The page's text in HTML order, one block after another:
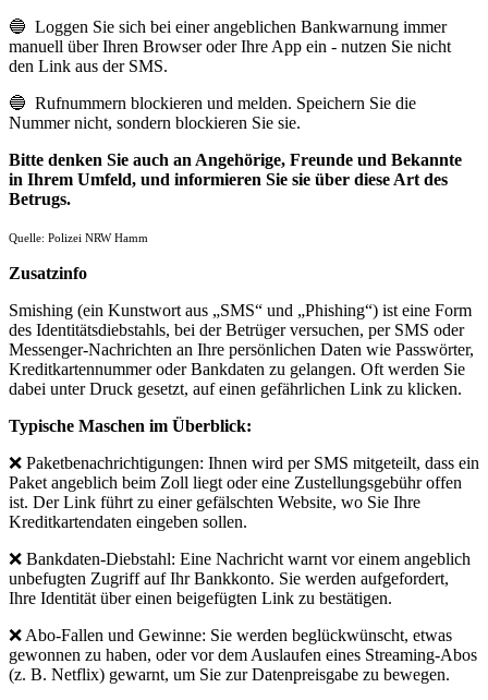
🔵 ⁠ Loggen Sie sich bei einer angeblichen Bankwarnung immer
manuell über Ihren Browser oder Ihre App ein - nutzen Sie nicht
den Link aus der SMS.
🔵 Rufnummern blockieren und melden. Speichern Sie die
Nummer nicht, sondern blockieren Sie sie.
Bitte denken Sie auch an Angehörige, Freunde und Bekannte
in Ihrem Umfeld, und informieren Sie sie über diese Art des
Betrugs.
Quelle: Polizei NRW Hamm
Zusatzinfo
Smishing (ein Kunstwort aus „SMS“ und „Phishing“) ist eine Form
des Identitätsdiebstahls, bei der Betrüger versuchen, per SMS oder
Messenger-Nachrichten an Ihre persönlichen Daten wie Passwörter,
Kreditkartennummer oder Bankdaten zu gelangen. Oft werden Sie
dabei unter Druck gesetzt, auf einen gefährlichen Link zu klicken.
Typische Maschen im Überblick:
❌ Paketbenachrichtigungen: Ihnen wird per SMS mitgeteilt, dass ein
Paket angeblich beim Zoll liegt oder eine Zustellungsgebühr offen
ist. Der Link führt zu einer gefälschten Website, wo Sie Ihre
Kreditkartendaten eingeben sollen.
❌ Bankdaten-Diebstahl: Eine Nachricht warnt vor einem angeblich
unbefugten Zugriff auf Ihr Bankkonto. Sie werden aufgefordert,
Ihre Identität über einen beigefügten Link zu bestätigen.
❌ Abo-Fallen und Gewinne: Sie werden beglückwünscht, etwas
gewonnen zu haben, oder vor dem Auslaufen eines Streaming-Abos
(z. B. Netflix) gewarnt, um Sie zur Datenpreisgabe zu bewegen.